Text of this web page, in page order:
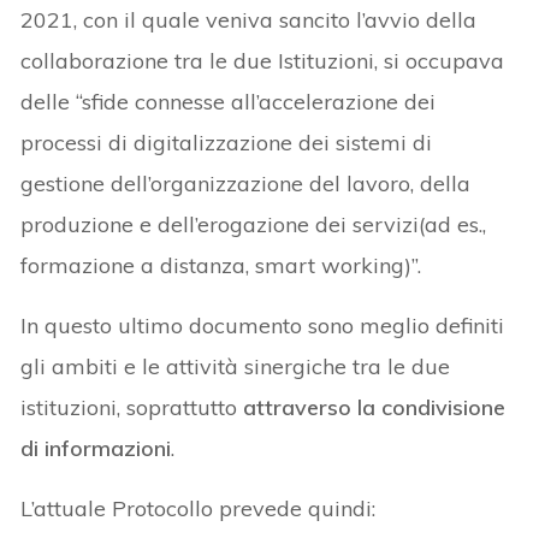
2021, con il quale veniva sancito l’avvio della
collaborazione tra le due Istituzioni, si occupava
delle “sfide connesse all’accelerazione dei
processi di digitalizzazione dei sistemi di
gestione dell’organizzazione del lavoro, della
produzione e dell’erogazione dei servizi(ad es.,
formazione a distanza, smart working)”.
In questo ultimo documento sono meglio definiti
gli ambiti e le attività sinergiche tra le due
istituzioni, soprattutto attraverso la condivisione
di informazioni.
L’attuale Protocollo prevede quindi: